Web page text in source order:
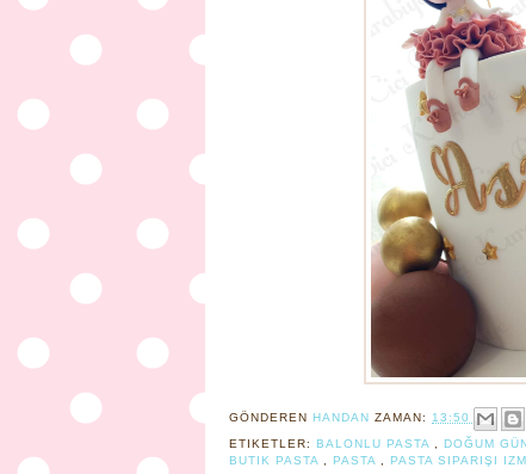
GÖNDEREN HANDAN ZAMAN: 13:50
ETIKETLER: BALONLU PASTA DOĞUM
BUTIK PASTA
PASTA PASTA SIPARIŞI